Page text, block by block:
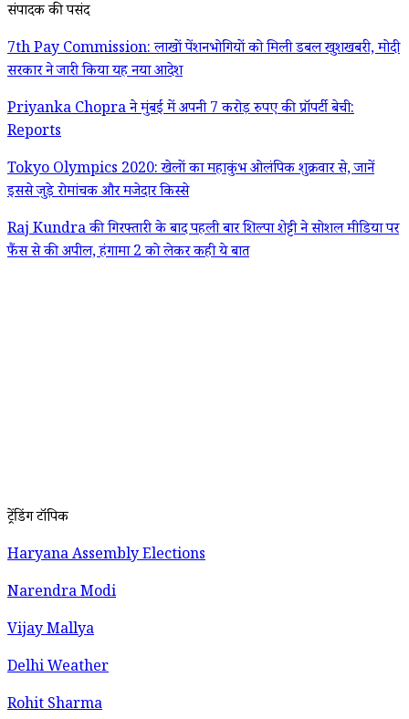
संपादक की पसंद
7th Pay Commission: लाखों पेंशनभोगियों को मिली डबल खुशखबरी, मोदी
सरकार ने जारी किया यह नया आदेश
Priyanka Chopra ने मुंबई में अपनी 7 करोड़ रुपए की प्रॉपर्टी बेची:
Reports
Tokyo Olympics 2020: खेलों का महाकुंभ ओलंपिक शुक्रवार से, जानें
इससे जुड़े रोमांचक और मजेदार किस्से
Raj Kundra की गिरफ्तारी के बाद पहली बार शिल्पा शेट्टी ने सोशल मीडिया पर
फैंस से की अपील, हंगामा 2 को लेकर कही ये बात
ट्रेंडिंग टॉपिक
Haryana Assembly Elections
Narendra Modi
Vijay Mallya
Delhi Weather
Rohit Sharma